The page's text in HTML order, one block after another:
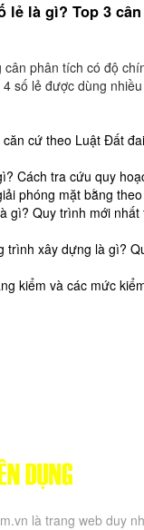
lẻ là gì? Top 3
phân tích có độ
số lẻ được dùng
cứ theo Luật Đất
Cách tra cứu quy
phóng mặt bằng
gì? Quy trình mới
trình xây dựng là gì?
kiểm và các mức
là trang web duy